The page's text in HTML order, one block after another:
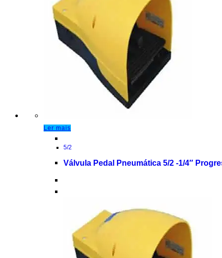
Ler mais
5/2
Válvula Pedal Pneumática 5/2 -1/4″